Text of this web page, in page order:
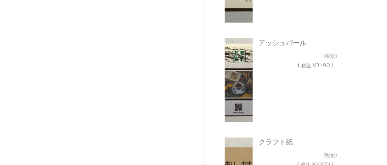
アッシュパール
(税別)
( 税込 ¥3,190 )
クラフト紙
(税別)